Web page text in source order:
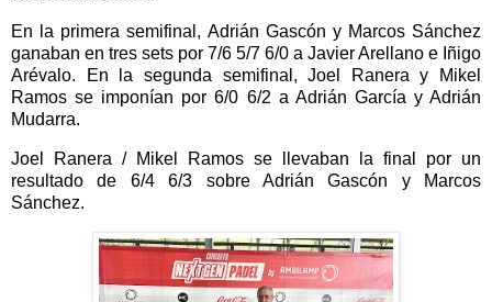
En la primera semifinal, Adrián Gascón y Marcos Sánchez
ganaban en tres sets por 7/6 5/7 6/0 a Javier Arellano e Iñigo
Arévalo. En la segunda semifinal, Joel Ranera y Mikel
Ramos se imponían por 6/0 6/2 a Adrián García y Adrián
Mudarra.
Joel Ranera / Mikel Ramos se llevaban la final por un
resultado de 6/4 6/3 sobre Adrián Gascón y Marcos
Sánchez.